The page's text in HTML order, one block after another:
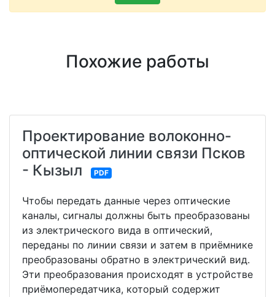
Похожие работы
Проектирование волоконно-
оптической линии связи Псков
- Кызыл
PDF
Чтобы передать данные через оптические
каналы, сигналы должны быть преобразованы
из электрического вида в оптический,
переданы по линии связи и затем в приёмнике
преобразованы обратно в электрический вид.
Эти преобразования происходят в устройстве
приёмопередатчика, который содержит